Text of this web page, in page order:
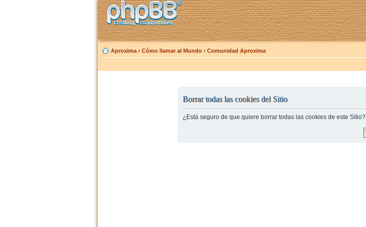
Aproxima ‹ Cómo llamar al Mundo ‹ Comunidad Aproxima
Borrar todas las cookies del Sitio
¿Está seguro de que quiere borrar todas las cookies de este Sitio?